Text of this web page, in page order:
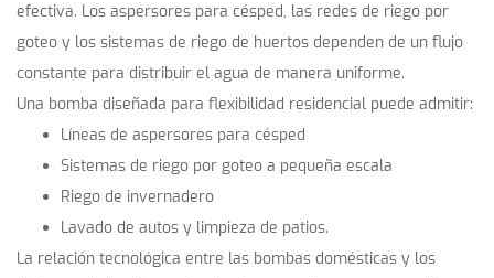
efectiva. Los aspersores para césped, las redes de riego por
goteo y los sistemas de riego de huertos dependen de un flujo
constante para distribuir el agua de manera uniforme.
Una bomba diseñada para flexibilidad residencial puede admitir:
Líneas de aspersores para césped
Sistemas de riego por goteo a pequeña escala
Riego de invernadero
Lavado de autos y limpieza de patios.
La relación tecnológica entre las bombas domésticas y los